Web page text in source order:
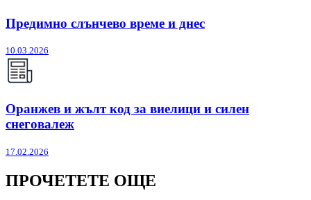
Предимно слънчево време и днес
10.03.2026
Оранжев и жълт код за виелици и силен
снеговалеж
17.02.2026
ПРОЧЕТЕТЕ ОЩЕ